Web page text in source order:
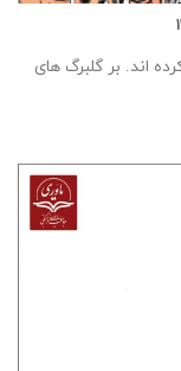
اند. بر گلبرگ های